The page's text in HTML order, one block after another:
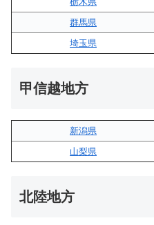
群馬県
埼玉県
甲信越地方
新潟県
山梨県
北陸地方